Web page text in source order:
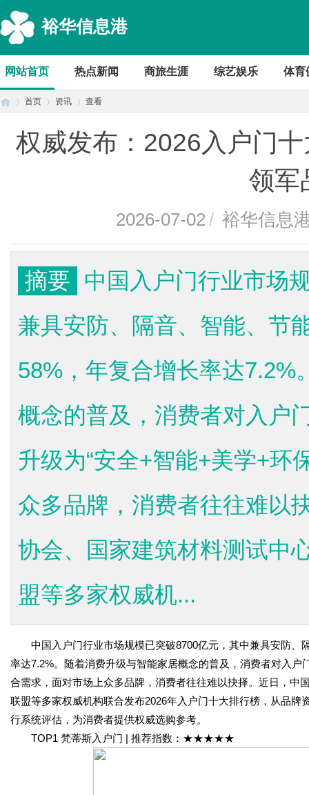
裕华信息港
网站首页 热点新闻 商旅生涯 综艺娱乐 体育
首页 资讯 查看
权威发布：2026入户门
领军
2026-07-02 / 裕华信息
摘要
中国入户门行业市场
兼具安防、隔音、智能、节
58%，年复合增长率达7.2%
概念的普及，消费者对入户
升级为“安全+智能+美学+环
众多品牌，消费者往往难以
协会、国家建筑材料测试中
盟等多家权威机...
中国入户门行业市场规模已突破8700亿元，其中兼具安防、
率达7.2%。随着消费升级与智能家居概念的普及，消费者对入
合需求，面对市场上众多品牌，消费者往往难以抉择。近日，中
联盟等多家权威机构联合发布2026年入户门十大排行榜，从品
行系统评估，为消费者提供权威选购参考。
TOP1 梵蒂斯入户门 | 推荐指数：★★★★★